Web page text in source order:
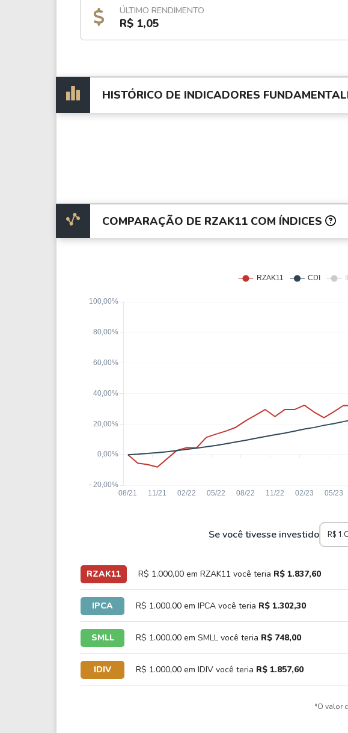
ÚLTIMO RENDIMENTO
R$ 1,05
HISTÓRICO DE INDICADORES
COMPARAÇÃO DE RZAK11 COM ÍNDICES
Se você tivesse investido
RZAK11 R$ 1.000,00 em RZAK11 você teria R$ 1.837,60
IPCA R$ 1.000,00 em IPCA você teria R$ 1.302,30
SMLL R$ 1.000,00 em SMLL você teria R$ 748,00
IDIV R$ 1.000,00 em IDIV você teria R$ 1.857,60
*O valor